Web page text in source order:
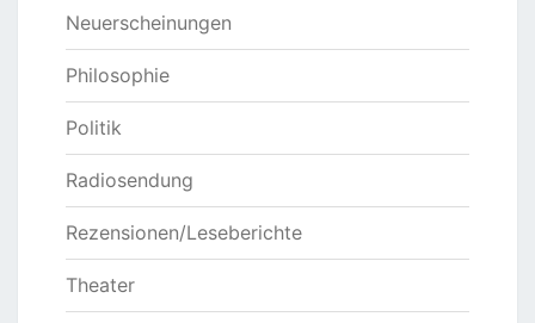
Neuerscheinungen
Philosophie
Politik
Radiosendung
Rezensionen/Leseberichte
Theater